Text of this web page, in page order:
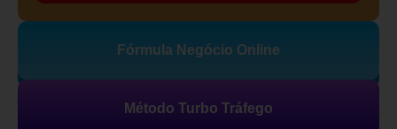
Fórmula Negócio Online
Método Turbo Tráfego